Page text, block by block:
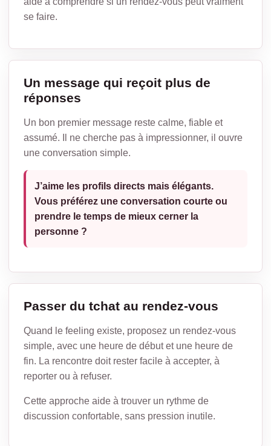
se faire.
Un message qui reçoit plus de
réponses
Un bon premier message reste calme, fiable et
assumé. Il ne cherche pas à impressionner, il ouvre
une conversation simple.
J’aime les profils directs mais élégants.
Vous préférez une conversation courte ou
prendre le temps de mieux cerner la
personne ?
Passer du tchat au rendez-vous
Quand le feeling existe, proposez un rendez-vous
simple, avec une heure de début et une heure de
fin. La rencontre doit rester facile à accepter, à
reporter ou à refuser.
Cette approche aide à trouver un rythme de
discussion confortable, sans pression inutile.